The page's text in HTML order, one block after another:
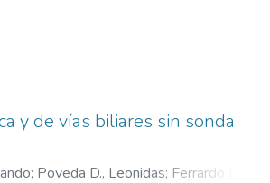
y de vías biliares sin sonda
; Poveda D., Leonidas; Ferrardo D.,